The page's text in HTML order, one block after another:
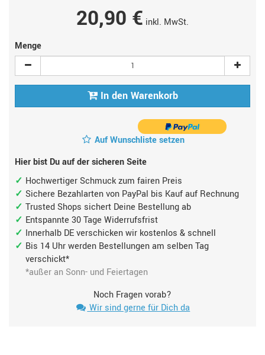
20,90 € inkl. MwSt.
Menge
In den Warenkorb
Auf Wunschliste setzen
Hier bist Du auf der sicheren Seite
Hochwertiger Schmuck zum fairen Preis
Sichere Bezahlarten von PayPal bis Kauf auf Rechnung
Trusted Shops sichert Deine Bestellung ab
Entspannte 30 Tage Widerrufsfrist
Innerhalb DE verschicken wir kostenlos & schnell
Bis 14 Uhr werden Bestellungen am selben Tag
verschickt*
*außer an Sonn- und Feiertagen
Noch Fragen vorab?
Wir sind gerne für Dich da